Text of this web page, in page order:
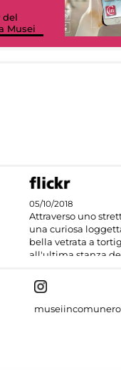
del
Musei
05/10/2018
Attraverso uno
una curiosa
bella vetrata a
all'ultima stanza